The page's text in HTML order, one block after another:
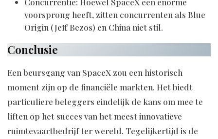
voorsprong heeft, zitten concurrenten als Blue
Origin (Jeff Bezos) en China niet stil.
Conclusie
Een beursgang van SpaceX zou een historisch
moment zijn op de financiële markten. Het biedt
particuliere beleggers eindelijk de kans om mee te
liften op het succes van het meest innovatieve
ruimtevaartbedrijf ter wereld. Tegelijkertijd is de